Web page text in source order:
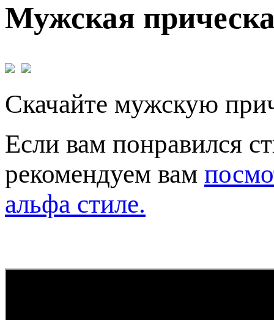
Мужская
Скачайте мужскую
Если вам понравился
рекомендуем вам
альфа стиле.